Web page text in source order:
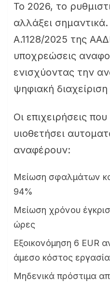
Το 2026, το
αλλάξει
Α.1128/2025 της
υποχρεώσεις
ενισχύοντας την
ψηφιακή
Οι επιχειρήσεις
υιοθετήσει
αναφέρουν:
Μείωση σφαλμάτων
94%
Μείωση χρόνου
ώρες
Εξοικονόμηση 6 EUR
άμεσο κόστος
Μηδενικά πρόστιμα